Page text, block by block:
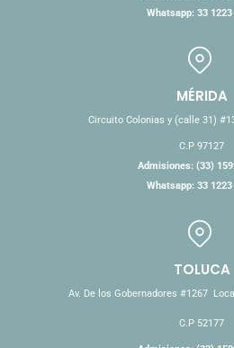
Whatsapp: 33 1223
MÉRIDA
Circuito Colonias y (calle 31)
C.P 97127
Admisiones: (33)
Whatsapp: 33 1223
TOLUCA
Av. De los Gobernadores #1267
C.P 52177